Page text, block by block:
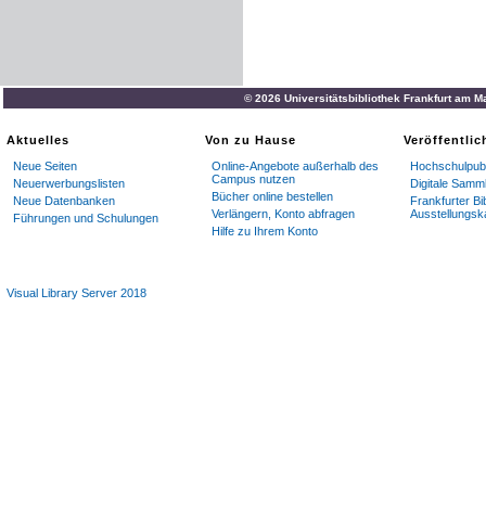
© 2026 Universitätsbibliothek Frankfurt am
Aktuelles
Neue Seiten
Neuerwerbungslisten
Neue Datenbanken
Führungen und Schulungen
Von zu Hause
Online-Angebote außerhalb des
Campus nutzen
Bücher online bestellen
Verlängern, Konto abfragen
Hilfe zu Ihrem Konto
Digitale
Frankfurter
Visual Library Server 2018